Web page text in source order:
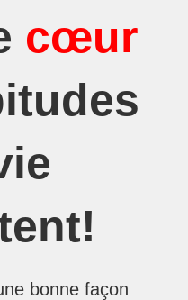
cœur
bonne façon